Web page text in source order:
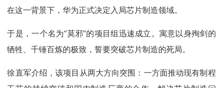
在这一背景下，华为正式决定入局芯片制造领域。
于是，一个名为“莫邪”的项目组迅速成立。寓意以身殉剑的
牺牲、千锤百炼的极致，誓要突破芯片制造的死局。
徐直军介绍，该项目从两大方向突围：一方面推动现有制程